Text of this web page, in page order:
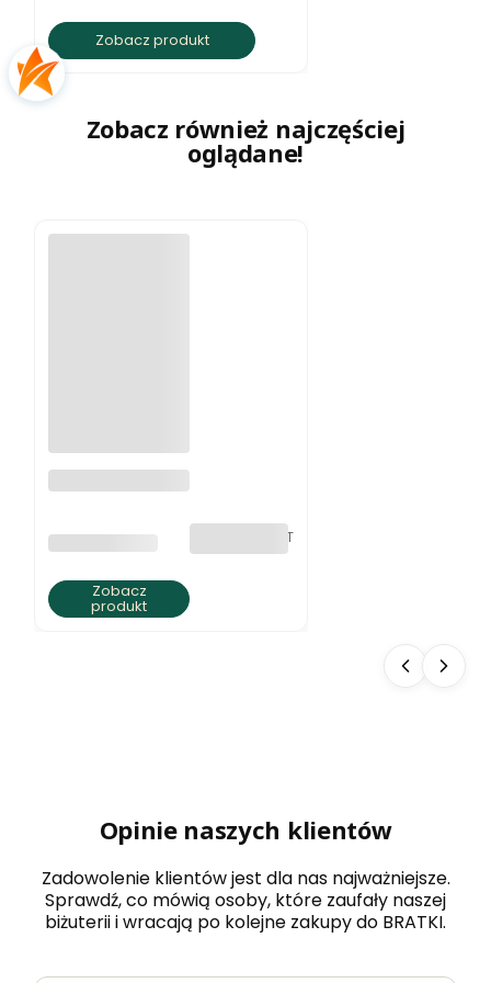
Zobacz produkt
Zobacz również najczęściej
oglądane!
Naszyjnik z
jaspisu ziemista
PRODUCENT bez VAT
Zobacz
produkt
Opinie naszych klientów
Zadowolenie klientów jest dla nas najważniejsze.
Sprawdź, co mówią osoby, które zaufały naszej
biżuterii i wracają po kolejne zakupy do BRATKI.